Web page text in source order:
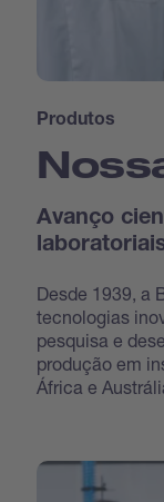
Produtos
Avanço
Desde 1939, a
tecnologias
pesquisa e
produção em
África e